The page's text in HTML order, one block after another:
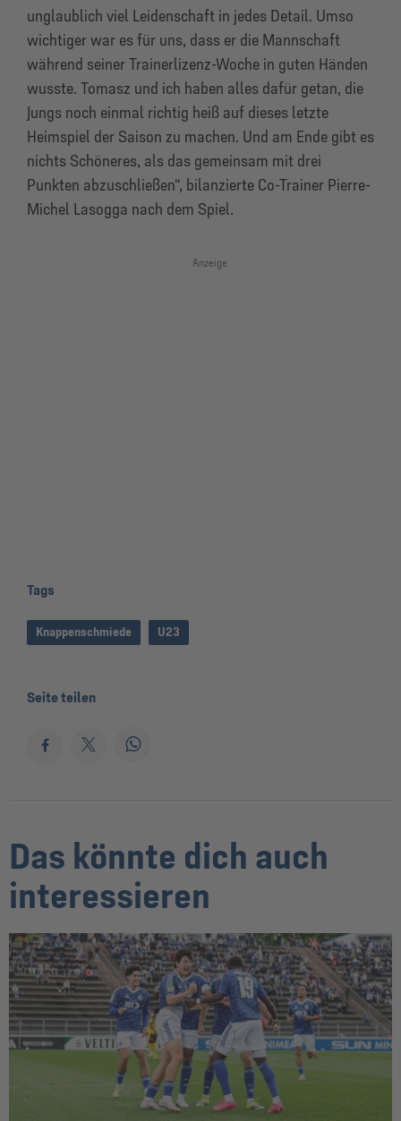
unglaublich viel Leidenschaft in jedes Detail. Umso
wichtiger war es für uns, dass er die Mannschaft
während seiner Trainerlizenz-Woche in guten Händen
wusste. Tomasz und ich haben alles dafür getan, die
Jungs noch einmal richtig heiß auf dieses letzte
Heimspiel der Saison zu machen. Und am Ende gibt es
nichts Schöneres, als das gemeinsam mit drei
Punkten abzuschließen“, bilanzierte Co-Trainer Pierre-
Michel Lasogga nach dem Spiel.
Anzeige
Tags
Knappenschmiede U23
Seite teilen
Das könnte dich auch
interessieren